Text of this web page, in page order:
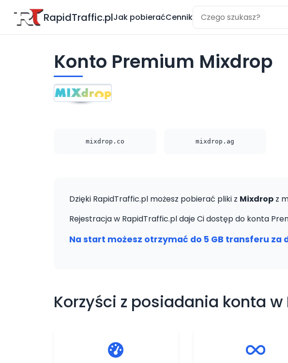
RapidTraffic.plJak pobieraćCennik
Konto Premium Mixdrop
mixdrop.co mixdrop.ag
Dzięki RapidTraffic.pl możesz pobierać pliki z Mixdrop z
Rejestracja w RapidTraffic.pl daje Ci dostęp do konta
Na start możesz otrzymać do 5 GB transferu za
Korzyści z posiadania konta